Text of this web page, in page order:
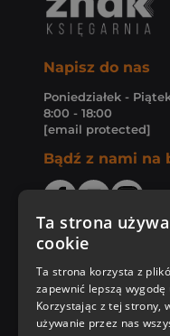
Napisz do nas
Poniedziałek -
8:00 - 18:00
[email protected]
Bądź z nami na
Zakupy u nas
Ta strona
cookie
Ta strona korzysta z
zapewnić lepszą wygodę
Korzystając z tej strony,
używanie przez nas